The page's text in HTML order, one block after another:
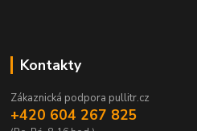
Kontakty
Zákaznická podpora pullitr.cz
+420 604 267 825